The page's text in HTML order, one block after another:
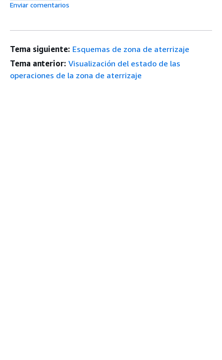
Enviar comentarios
Tema siguiente: Esquemas de zona de aterrizaje
Tema anterior: Visualización del estado de las
operaciones de la zona de aterrizaje